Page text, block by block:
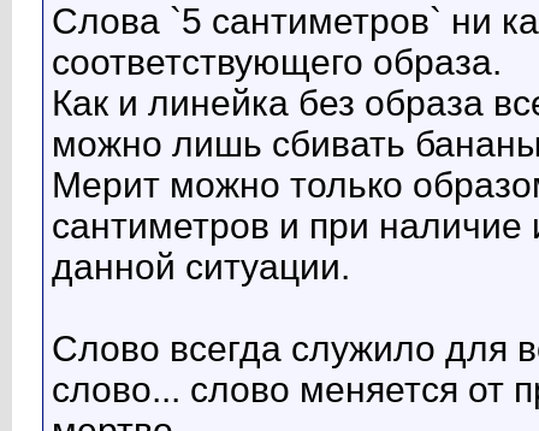
Слова `5 сантиметров` ни
соответствующего образа.
Как и линейка без образа
можно лишь сбивать
Мерит можно только
сантиметров и при
данной ситуации.
Слово всегда служило для
слово... слово меняется от